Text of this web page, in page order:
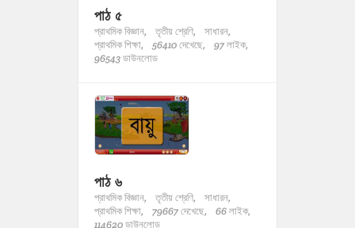
পাঠ ৫
প্রাথমিক বিজ্ঞান, তৃতীয় শ্রেণি,
সাধারন,
প্রাথমিক শিক্ষা,
56410 দেখেছে,
97 লাইক,
96543 ডাউনলোড
পাঠ ৬
প্রাথমিক বিজ্ঞান, তৃতীয় শ্রেণি,
সাধারন,
প্রাথমিক শিক্ষা,
79667 দেখেছে,
66 লাইক,
114620 ডাউনলোড